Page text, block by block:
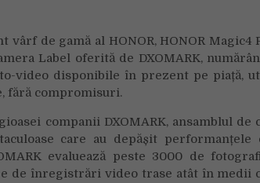
Camera
Label
oferit
vârf de gamă al HONOR, HONOR
Label oferită de DXOMARK,
video disponibile în prezent pe piață,
fără compromisuri.
companii DXOMARK, ansamblul de
care au depășit performanțele
evaluează peste 3000 de
de înregistrări video trase atât în ​​medii